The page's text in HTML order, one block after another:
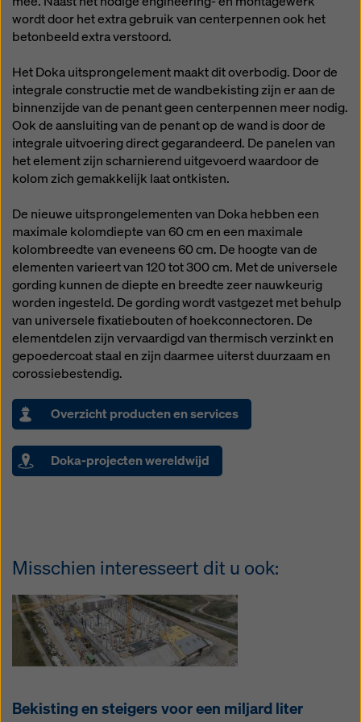
wordt door het extra gebruik van centerpennen ook het
betonbeeld extra verstoord.
Het Doka uitsprongelement maakt dit overbodig. Door de
integrale constructie met de wandbekisting zijn er aan de
binnenzijde van de penant geen centerpennen meer nodig.
Ook de aansluiting van de penant op de wand is door de
integrale uitvoering direct gegarandeerd. De panelen van
het element zijn scharnierend uitgevoerd waardoor de
kolom zich gemakkelijk laat ontkisten.
De nieuwe uitsprongelementen van Doka hebben een
maximale kolomdiepte van 60 cm en een maximale
kolombreedte van eveneens 60 cm. De hoogte van de
elementen varieert van 120 tot 300 cm. Met de universele
gording kunnen de diepte en breedte zeer nauwkeurig
worden ingesteld. De gording wordt vastgezet met behulp
van universele fixatiebouten of hoekconnectoren. De
elementdelen zijn vervaardigd van thermisch verzinkt en
gepoedercoat staal en zijn daarmee uiterst duurzaam en
corossiebestendig.
Overzicht producten en services
Doka-projecten wereldwijd
Misschien interesseert dit u ook:
Bekisting en steigers voor een miljard liter
rechtsmiddelen bestaan. U kunt alle cookies waarvoor
toestemming is vereist weigeren door te klikken op
'Weigeren' of door uwcookie-instellingen
onderaan deze website en de betreffende
selectievakjes te gebruiken. U kunt uw toestemming
te allen tijde intrekken met werking voor de toekomst
en zonder opgaaf van reden door te klikken op
cookie-instellingenonderaan deze website.
Meer informatie over onze cookiesin ons
uw cookies te selecteren (geavanceerde cookie-
instellingen).